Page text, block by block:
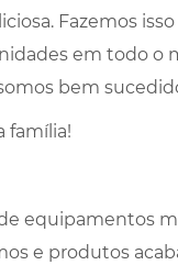
Fazemos
em todo o
bem
família!
equipamentos
e produtos